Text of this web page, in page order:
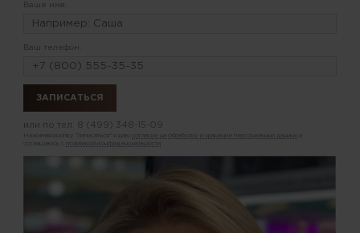
Ваше имя:
Ваш телефон:
или по тел. 8 (499) 348-15-09
Нажимая кнопку "Записаться" я даю согласие на обработку и хранение персональных данных
политикой конфиденциальности